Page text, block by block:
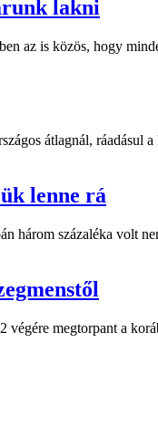
lakni
az is közös, hogy
átlagnál, ráadásul a
lenne rá
három százaléka volt
végére megtorpant a